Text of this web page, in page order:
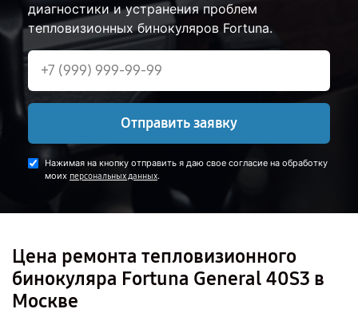
диагностики и устранения проблем
тепловизионных бинокуляров Fortuna.
Отправить заявку
Нажимая на кнопку отправить я даю свое согласие на обработку
моих персональных данных.
Цена ремонта тепловизионного
бинокуляра Fortuna General 40S3 в
Москве